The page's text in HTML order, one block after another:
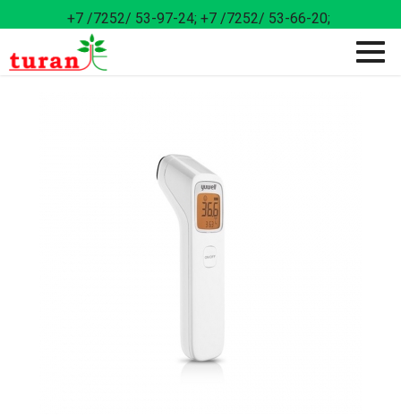
+7 /7252/ 53-97-24; +7 /7252/ 53-66-20;